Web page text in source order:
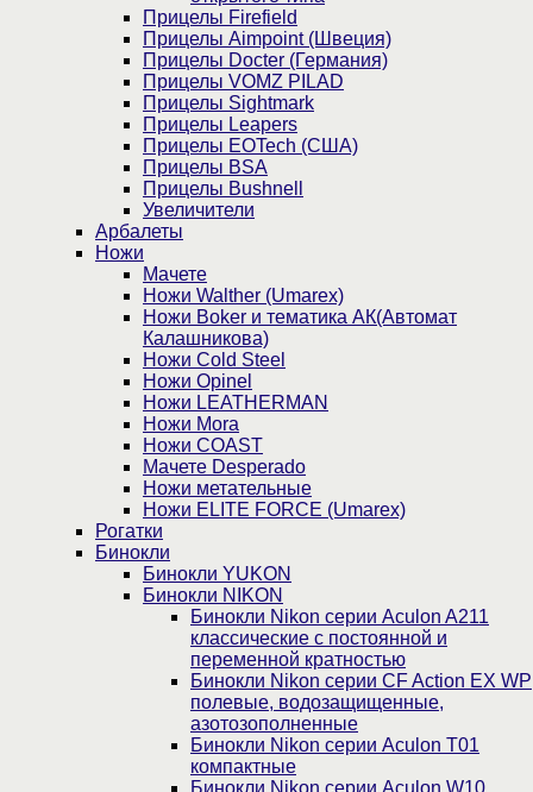
Прицелы Firefield
Прицелы Aimpoint (Швеция)
Прицелы Docter (Германия)
Прицелы VOMZ PILAD
Прицелы Sightmark
Прицелы Leapers
Прицелы EOTech (США)
Прицелы BSA
Прицелы Bushnell
Увеличители
Арбалеты
Ножи
Мачете
Ножи Walther (Umarex)
Ножи Boker и тематика АК(Автомат
Калашникова)
Ножи Cold Steel
Ножи Opinel
Ножи LEATHERMAN
Ножи Mora
Ножи COAST
Мачете Desperado
Ножи метательные
Ножи ELITE FORCE (Umarex)
Рогатки
Бинокли
Бинокли YUKON
Бинокли NIKON
Бинокли Nikon серии Aculon A211
классические с постоянной и
переменной кратностью
Бинокли Nikon серии СF Action EX WP
полевые, водозащищенные,
азотозополненные
Бинокли Nikon серии Aculon T01
компактные